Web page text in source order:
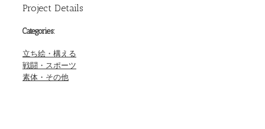
Project Details
Categories:
立ち絵・構える
戦闘・スポーツ
素体・その他